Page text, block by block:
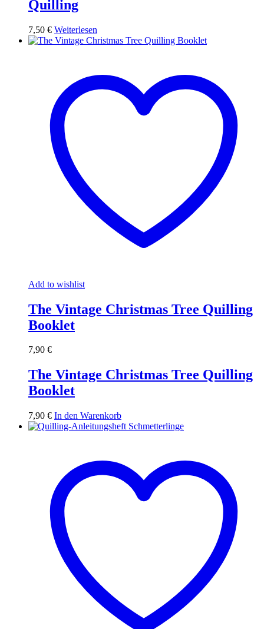
Quilling
7,50 € Weiterlesen
Add to wishlist
The Vintage Christmas Tree Quilling
Booklet
7,90 €
The Vintage Christmas Tree Quilling
Booklet
7,90 € In den Warenkorb